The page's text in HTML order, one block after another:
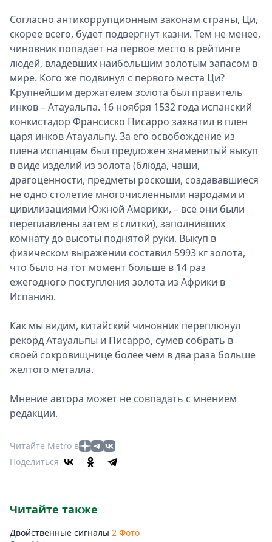
Согласно антикоррупционным законам страны, Ци,
скорее всего, будет подвергнут казни. Тем не менее,
чиновник попадает на первое место в рейтинге
людей, владевших наибольшим золотым запасом в
мире. Кого же подвинул с первого места Ци?
Крупнейшим держателем золота был правитель
инков – Атауальпа. 16 ноября 1532 года испанский
конкистадор Франсиско Писарро захватил в плен
царя инков Атауальпу. За его освобождение из
плена испанцам был предложен знаменитый выкуп
в виде изделий из золота (блюда, чаши,
драгоценности, предметы роскоши, создававшиеся
не одно столетие многочисленными народами и
цивилизациями Южной Америки, – все они были
переплавлены затем в слитки), заполнивших
комнату до высоты поднятой руки. Выкуп в
физическом выражении составил 5993 кг золота,
что было на тот момент больше в 14 раз
ежегодного поступления золота из Африки в
Испанию.
Как мы видим, китайский чиновник переплюнул
рекорд Атауальпы и Писарро, сумев собрать в
своей сокровищнице более чем в два раза больше
жёлтого металла.
Мнение автора может не совпадать с мнением
редакции.
Читайте Metro в
Поделиться
Читайте также
Двойственные сигналы 2 Фото